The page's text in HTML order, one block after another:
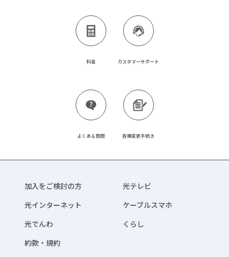
料金 カスタマーサポート
よくある質問 各種変更手続き
加入をご検討の方
光テレビ
光インターネット
ケーブルスマホ
光でんわ
くらし
約款・規約